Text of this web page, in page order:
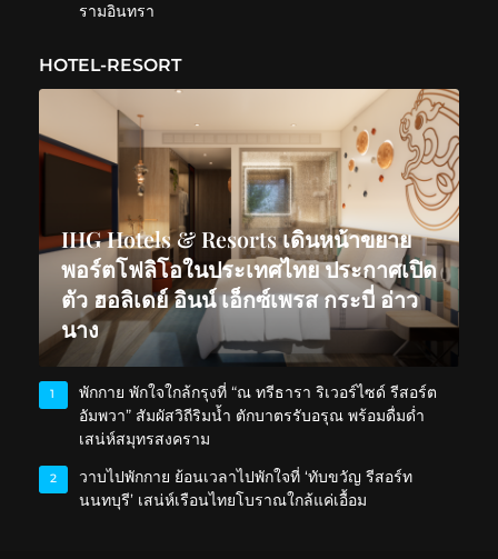
รามอินทรา
HOTEL-RESORT
IHG Hotels & Resorts เดินหน้าขยาย
พอร์ตโฟลิโอในประเทศไทย ประกาศเปิด
ตัว ฮอลิเดย์ อินน์ เอ็กซ์เพรส กระบี่ อ่าว
นาง
1
พักกาย พักใจใกล้กรุงที่ “ณ ทรีธารา ริเวอร์ไซด์ รีสอร์ต
อัมพวา” สัมผัสวิถีริมน้ำ ตักบาตรรับอรุณ พร้อมดื่มด่ำ
เสน่ห์สมุทรสงคราม
2
วาบไปพักกาย ย้อนเวลาไปพักใจที่ ‘ทับขวัญ รีสอร์ท
นนทบุรี’ เสน่ห์เรือนไทยโบราณใกล้แค่เอื้อม